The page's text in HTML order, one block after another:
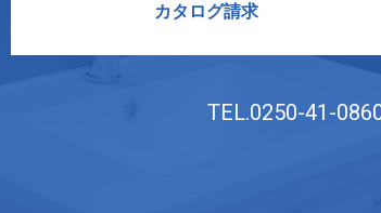
カタログ請求
TEL.0250-41-